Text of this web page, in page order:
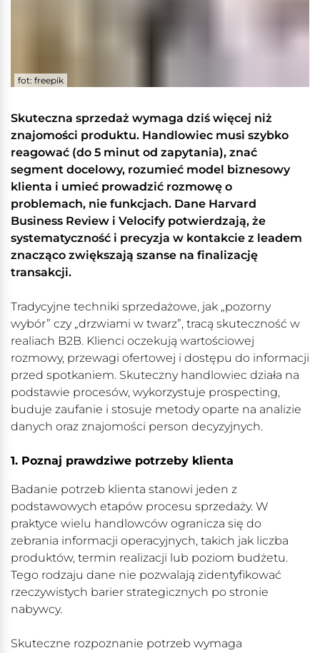
fot: freepik
Skuteczna sprzedaż wymaga dziś więcej niż
znajomości produktu. Handlowiec musi szybko
reagować (do 5 minut od zapytania), znać
segment docelowy, rozumieć model biznesowy
klienta i umieć prowadzić rozmowę o
problemach, nie funkcjach. Dane Harvard
Business Review i Velocify potwierdzają, że
systematyczność i precyzja w kontakcie z leadem
znacząco zwiększają szanse na finalizację
transakcji.
Tradycyjne techniki sprzedażowe, jak „pozorny
wybór” czy „drzwiami w twarz”, tracą skuteczność w
realiach B2B. Klienci oczekują wartościowej
rozmowy, przewagi ofertowej i dostępu do informacji
przed spotkaniem. Skuteczny handlowiec działa na
podstawie procesów, wykorzystuje prospecting,
buduje zaufanie i stosuje metody oparte na analizie
danych oraz znajomości person decyzyjnych.
1. Poznaj prawdziwe potrzeby klienta
Badanie potrzeb klienta stanowi jeden z
podstawowych etapów procesu sprzedaży. W
praktyce wielu handlowców ogranicza się do
zebrania informacji operacyjnych, takich jak liczba
produktów, termin realizacji lub poziom budżetu.
Tego rodzaju dane nie pozwalają zidentyfikować
rzeczywistych barier strategicznych po stronie
nabywcy.
Skuteczne rozpoznanie potrzeb wymaga